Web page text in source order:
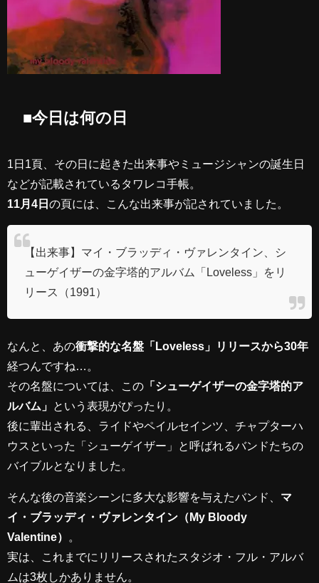
■今日は何の日
1日1頁、その日に起きた出来事やミュージシャンの誕生日
などが記載されているタワレコ手帳。
11月4日 の頁には、こんな出来事が記されていました。
【出来事】マイ・ブラッディ・ヴァレンタイン、シ
ューゲイザーの金字塔的アルバム「Loveless」をリ
リース（1991）
なんと、あの衝撃的な名盤「Loveless」リリースから30年
経つんですね…。
その名盤については、この 「シューゲイザーの金字塔的ア
ルバム」
という表現がぴったり。
後に輩出される、ライドやペイルセインツ、チャプターハ
ウスといった「シューゲイザー」と呼ばれるバンドたちの
バイブルとなりました。
そんな後の音楽シーンに多大な影響を与えたバンド、 マ
イ・ブラッディ・ヴァレンタイン（My Bloody
Valentine）
実は、これまでにリリースされたスタジオ・フル・アルバ
ムは3枚しかありません。